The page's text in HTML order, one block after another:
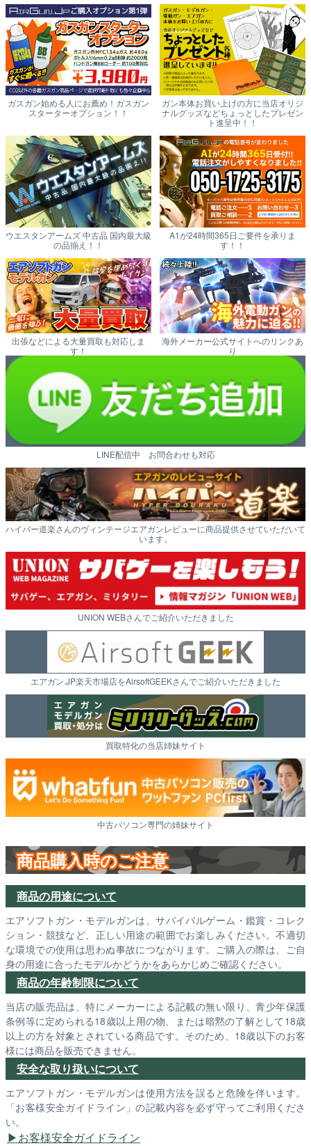
ガスガン始める人にお薦め！ガスガン
スターターオプション！！
ガン本体お買い上げの方に当店オリジ
ナルグッズなどちょっとしたプレゼン
ト進呈中！！
ウエスタンアームズ 中古品 国内最大級
の品揃え！！
A1が24時間365日ご要件を承りま
す！！
出張などによる大量買取も対応しま
す！
海外メーカー公式サイトへのリンクあ
り
LINE配信中 お問合わせも対応
ハイパー道楽さんのヴィンテージエアガンレビューに商品提供させていただいて
います。
UNION WEBさんでご紹介いただきました
エアガン.JP楽天市場店をAirsoftGEEKさんでご紹介いただきました
買取特化の当店姉妹サイト
中古パソコン専門の姉妹サイト
商品購入時のご注意
商品の用途について
エアソフトガン・モデルガンは、サバイバルゲーム・鑑賞・コレク
ション・競技など、正しい用途の範囲でお楽しみください。不適切
な環境での使用は思わぬ事故につながります。ご購入の際は、ご自
身の用途に合ったモデルかどうかをあらかじめご確認ください。
商品の年齢制限について
当店の販売品は、特にメーカーによる記載の無い限り、青少年保護
条例等に定められる18歳以上用の物、または暗黙の了解として18歳
以上の方を対象とされている商品です。そのため、18歳以下のお客
様には商品を販売できません。
安全な取り扱いについて
エアソフトガン・モデルガンは使用方法を誤ると危険を伴います。
「お客様安全ガイドライン」の記載内容を必ず守ってご利用くださ
い。
お客様安全ガイドライン